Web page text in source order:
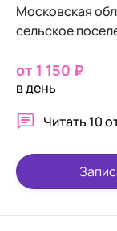
Московская
сельское
от 1 150 ₽
в день
Читать 10